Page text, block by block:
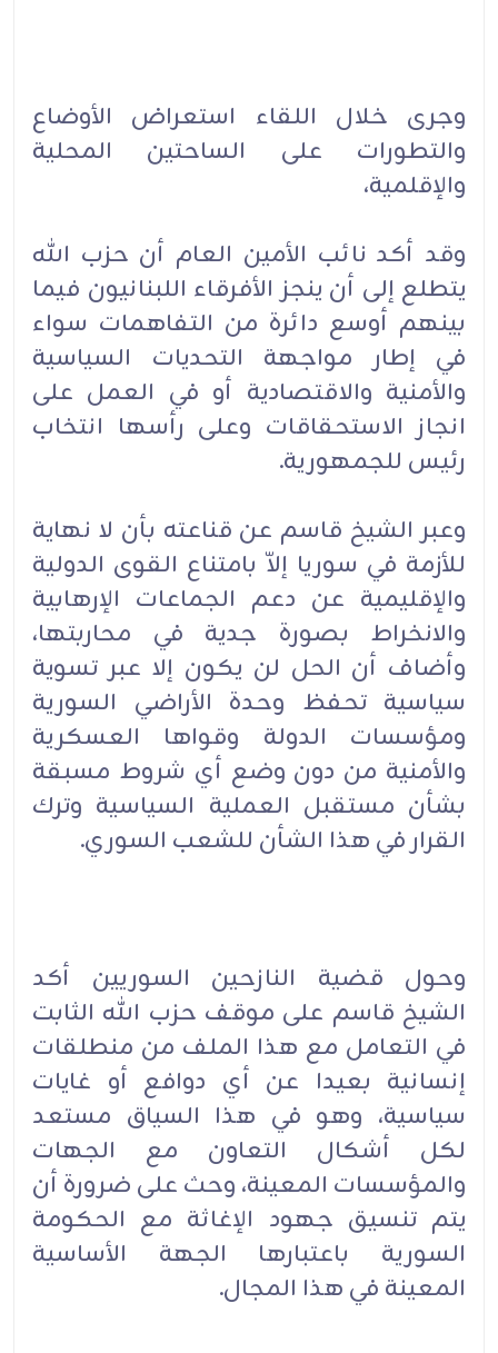
وجرى خلال اللقاء استعراض الأوضاع
والتطورات على الساحتين المحلية
والإقلمية،
وقد أكد نائب الأمين العام أن حزب الله
يتطلع إلى أن ينجز الأفرقاء اللبنانيون فيما
بينهم أوسع دائرة من التفاهمات سواء
في إطار مواجهة التحديات السياسية
والأمنية والاقتصادية أو في العمل على
انجاز الاستحقاقات وعلى رأسها انتخاب
رئيس للجمهورية.
وعبر الشيخ قاسم عن قناعته بأن لا نهاية
للأزمة في سوريا إلاّ بامتناع القوى الدولية
والإقليمية عن دعم الجماعات الإرهابية
والانخراط بصورة جدية في محاربتها،
وأضاف أن الحل لن يكون إلا عبر تسوية
سياسية تحفظ وحدة الأراضي السورية
ومؤسسات الدولة وقواها العسكرية
والأمنية من دون وضع أي شروط مسبقة
بشأن مستقبل العملية السياسية وترك
القرار في هذا الشأن للشعب السوري.
وحول قضية النازحين السوريين أكد
الشيخ قاسم على موقف حزب الله الثابت
في التعامل مع هذا الملف من منطلقات
إنسانية بعيدا عن أي دوافع أو غايات
سياسية، وهو في هذا السياق مستعد
لكل أشكال التعاون مع الجهات
والمؤسسات المعينة، وحث على ضرورة أن
يتم تنسيق جهود الإغاثة مع الحكومة
السورية باعتبارها الجهة الأساسية
المعينة في هذا المجال.